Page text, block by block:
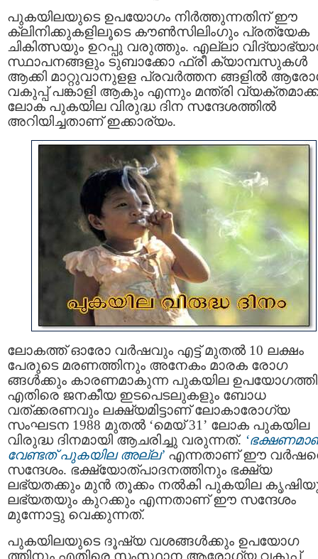
പുകയിലയുടെ ഉപയോഗം നിര്‍ത്തുന്നതിന് ഈ
ക്ലിനിക്കുകളിലൂടെ കൗണ്‍സിലിംഗും പ്രത്യേക
ചികിത്സയും ഉറപ്പു വരുത്തും. എല്ലാ
സ്ഥാപനങ്ങളും ടുബാക്കോ ഫ്രീ ക്യാമ്പസുകള്‍
ആക്കി മാറ്റുവാനുളള പ്രവര്‍ത്തന ങ്ങളില്‍
വകുപ്പ് പങ്കാളി ആകും എന്നും മന്ത്രി
ലോക പുകയില വിരുദ്ധ ദിന സന്ദേശത്തില്‍
അറിയിച്ചതാണ് ഇക്കാര്യം.
ലോകത്ത് ഓരോ വര്‍ഷവും എട്ട് മുതല്‍ 10 ലക്ഷം
പേരുടെ മരണത്തിനും അനേകം മാരക രോഗ
ങ്ങള്‍ക്കും കാരണമാകുന്ന പുകയില
എതിരെ ജനകീയ ഇടപെടലുകളും ബോധ
വത്ക്കരണവും ലക്ഷ്യമിട്ടാണ് ലോകാരോഗ്യ
സംഘടന 1988 മുതല്‍ ‘മെയ് 31’ ലോക പുകയില
വിരുദ്ധ ദിനമായി ആചരിച്ചു വരുന്നത്.
വേണ്ടത് പുകയില അല്ല’ എന്നതാണ് ഈ
സന്ദേശം. ഭക്ഷ്യോത്പാദനത്തിനും ഭക്ഷ്യ
ലഭ്യതക്കും മുന്‍ തൂക്കം നല്‍കി പുകയില
ലഭ്യതയും കുറക്കും എന്നതാണ് ഈ സന്ദേശം
മുന്നോട്ടു വെക്കുന്നത്.
പുകയിലയുടെ ദൂഷ്യ വശങ്ങള്‍ക്കും ഉപയോഗ
ത്തിനും എതിരെ സംസ്ഥാന ആരോഗ്യ വകുപ്പ്